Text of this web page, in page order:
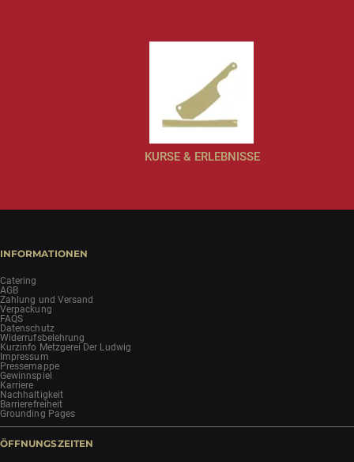
KURSE & ERLEBNISSE
INFORMATIONEN
Catering
AGB
Zahlung und Versand
Verpackung
FAQS
Datenschutz
Widerrufsbelehrung
Kurzinfo Metzgerei Der Ludwig
Impressum
Pressemappe
Gewinnspiel
Karriere
Nachhaltigkeit
Barrierefreiheit
Grounding Pages
ÖFFNUNGSZEITEN